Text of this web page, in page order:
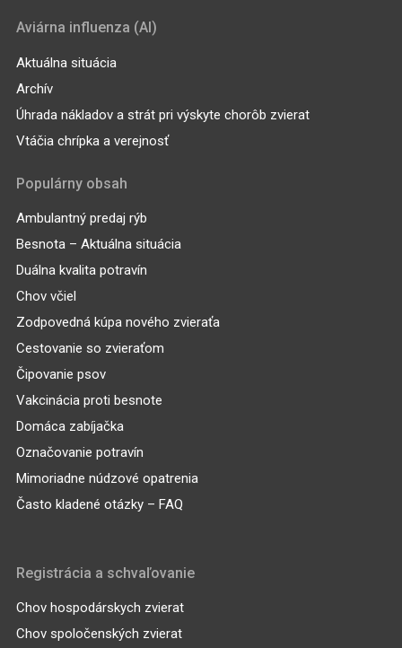
Aviárna influenza (AI)
Aktuálna situácia
Archív
Úhrada nákladov a strát pri výskyte chorôb zvierat
Vtáčia chrípka a verejnosť
Populárny obsah
Ambulantný predaj rýb
Besnota – Aktuálna situácia
Duálna kvalita potravín
Chov včiel
Zodpovedná kúpa nového zvieraťa
Cestovanie so zvieraťom
Čipovanie psov
Vakcinácia proti besnote
Domáca zabíjačka
Označovanie potravín
Mimoriadne núdzové opatrenia
Často kladené otázky – FAQ
Registrácia a schvaľovanie
Chov hospodárskych zvierat
Chov spoločenských zvierat